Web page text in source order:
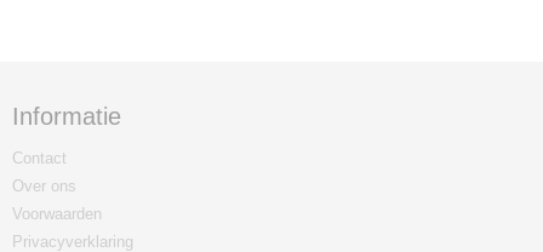
Informatie
Contact
Over ons
Voorwaarden
Privacyverklaring